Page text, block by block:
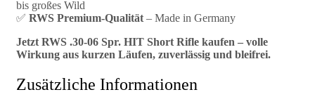
bis großes Wild
✅ RWS Premium-Qualität – Made in Germany
Jetzt RWS .30-06 Spr. HIT Short Rifle kaufen – volle
Wirkung aus kurzen Läufen, zuverlässig und bleifrei.
Zusätzliche Informationen